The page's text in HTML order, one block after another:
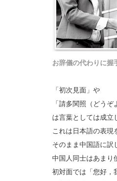
お辞儀の代わりに握
「初次見面」や
「請多関照（どうぞ
は言葉としては成立
これは日本語の表現
そのまま中国語に訳
中国人同士はあまり
初対面では「您好，